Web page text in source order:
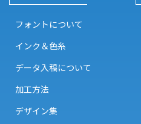
フォントについて
インク＆色糸
データ入稿について
加工方法
デザイン集